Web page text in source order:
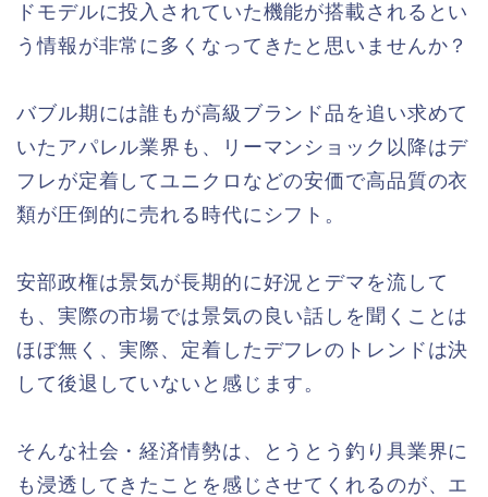
ドモデルに投入されていた機能が搭載されるとい
う情報が非常に多くなってきたと思いませんか？
バブル期には誰もが高級ブランド品を追い求めて
いたアパレル業界も、リーマンショック以降はデ
フレが定着してユニクロなどの安価で高品質の衣
類が圧倒的に売れる時代にシフト。
安部政権は景気が長期的に好況とデマを流して
も、実際の市場では景気の良い話しを聞くことは
ほぼ無く、実際、定着したデフレのトレンドは決
して後退していないと感じます。
そんな社会・経済情勢は、とうとう釣り具業界に
も浸透してきたことを感じさせてくれるのが、エ